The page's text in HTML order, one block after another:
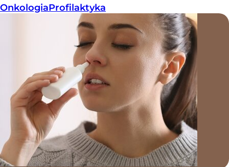
OnkologiaProfilaktyka